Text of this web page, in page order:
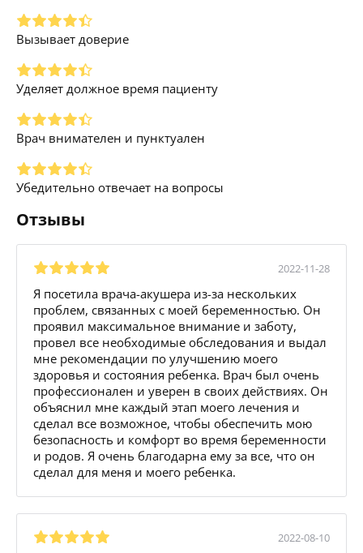
Вызывает доверие
Уделяет должное время пациенту
Врач внимателен и пунктуален
Убедительно отвечает на вопросы
Отзывы
2022-11-28
Я посетила врача-акушера из-за нескольких
проблем, связанных с моей беременностью. Он
проявил максимальное внимание и заботу,
провел все необходимые обследования и выдал
мне рекомендации по улучшению моего
здоровья и состояния ребенка. Врач был очень
профессионален и уверен в своих действиях. Он
объяснил мне каждый этап моего лечения и
сделал все возможное, чтобы обеспечить мою
безопасность и комфорт во время беременности
и родов. Я очень благодарна ему за все, что он
сделал для меня и моего ребенка.
2022-08-10